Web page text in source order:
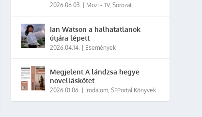
2026.06.03. Mozi - TV,Sorozat
Ian Watson a halhatatlanok
útjára lépett
2026.04.14. Események
Megjelent A lándzsa hegye
novelláskötet
2026.01.06. Irodalom,SFPortal Könyvek